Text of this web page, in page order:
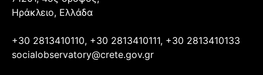
Ηράκλειο, Ελλάδα
+30 2813410110, +30 2813410111, +30 2813410133
socialobservatory@crete.gov.gr